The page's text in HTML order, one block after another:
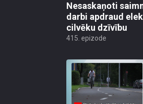
Nesaskaņoti
darbi apdraud
cilvēku dzīvību
415. epizode